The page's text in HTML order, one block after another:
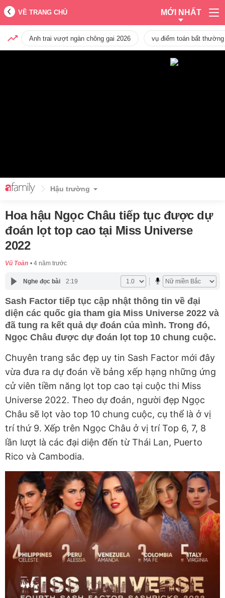
VỀ TRANG CHỦ MỚI NHẤT
Anh trai vượt ngàn chông gai 2026 vụ điểm toán bất
Hậu trường
Hoa hậu Ngọc Châu tiếp tục được dự
đoán lọt top cao tại Miss Universe
2022
Vũ Toàn 4 năm trước
Nghe đọc bài 2:19
Sash Factor tiếp tục cập nhật thông tin về đại
diện các quốc gia tham gia Miss Universe 2022 và
đã tung ra kết quả dự đoán của mình. Trong đó,
Ngọc Châu được dự đoán lọt top 10 chung cuộc.
Chuyên trang sắc đẹp uy tin Sash Factor mới đây
vừa đưa ra dự đoán về bảng xếp hạng những ứng
cử viên tiềm năng lọt top cao tại cuộc thi Miss
Universe 2022. Theo dự đoán, người đẹp Ngọc
Châu sẽ lọt vào top 10 chung cuộc, cụ thể là ở vị
trí thứ 9. Xếp trên Ngọc Châu ở vị trí Top 6, 7, 8
lần lượt là các đại diện đến từ Thái Lan, Puerto
Rico và Cambodia.